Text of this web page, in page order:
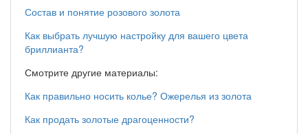
Состав и понятие розового золота
Как выбрать лучшую настройку для вашего цвета
бриллианта?
Смотрите другие материалы:
Как правильно носить колье? Ожерелья из золота
Как продать золотые драгоценности?